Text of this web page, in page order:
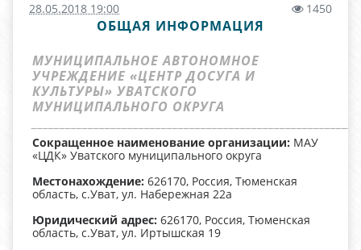
28.05.2018 19:00 1450
ОБЩАЯ ИНФОРМАЦИЯ
МУНИЦИПАЛЬНОЕ АВТОНОМНОЕ
УЧРЕЖДЕНИЕ «ЦЕНТР ДОСУГА И
КУЛЬТУРЫ» УВАТСКОГО
МУНИЦИПАЛЬНОГО ОКРУГА
Сокращенное наименование организации: МАУ
«ЦДК» Уватского муниципального округа
Местонахождение: 626170, Россия, Тюменская
область, с.Уват, ул. Набережная 22а
Юридический адрес: 626170, Россия, Тюменская
область, с.Уват, ул. Иртышская 19